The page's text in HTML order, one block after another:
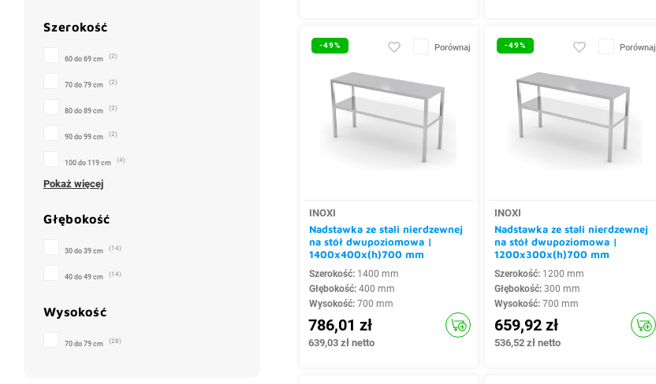
Szerokość
60 do 69 cm (2)
70 do 79 cm (2)
80 do 89 cm (2)
90 do 99 cm (2)
100 do 119 cm (4)
Pokaż więcej
Głębokość
30 do 39 cm (14)
40 do 49 cm (14)
Wysokość
70 do 79 cm (28)
-49% Porównaj
INOXI
Nadstawka ze stali nierdzewnej
na stół dwupoziomowa |
1400x400x(h)700 mm
Szerokość: 1400 mm
Głębokość: 400 mm
Wysokość: 700 mm
786,01 zł
639,03 zł netto
-49% Porównaj
INOXI
Nadstawka ze stali nierdzewnej
na stół dwupoziomowa |
1200x300x(h)700 mm
Szerokość: 1200 mm
Głębokość: 300 mm
Wysokość: 700 mm
659,92 zł
536,52 zł netto